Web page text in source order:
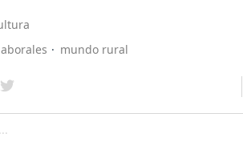
mundo rural